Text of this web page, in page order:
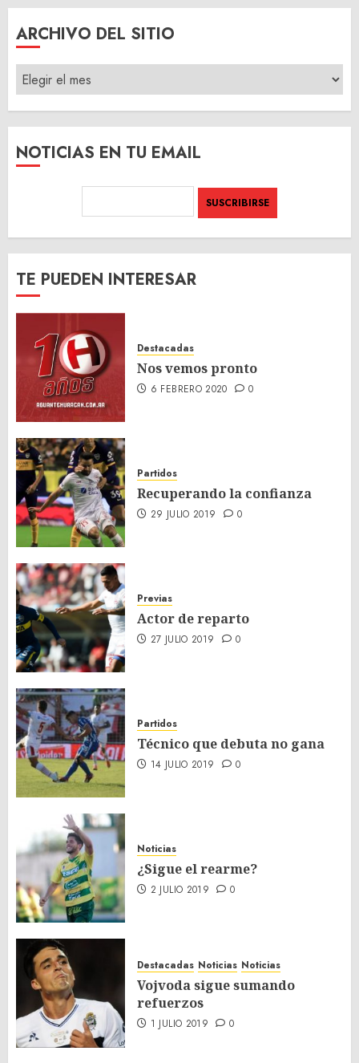
ARCHIVO DEL SITIO
ARCHIVO
DEL
SITIO
NOTICIAS EN TU EMAIL
TE PUEDEN INTERESAR
Destacadas
Nos vemos pronto
6 FEBRERO 2020 0
Partidos
Recuperando la confianza
29 JULIO 2019 0
Previas
Actor de reparto
27 JULIO 2019 0
Partidos
Técnico que debuta no gana
14 JULIO 2019 0
Noticias
¿Sigue el rearme?
2 JULIO 2019 0
Destacadas Noticias Noticias
Vojvoda sigue sumando
refuerzos
1 JULIO 2019 0